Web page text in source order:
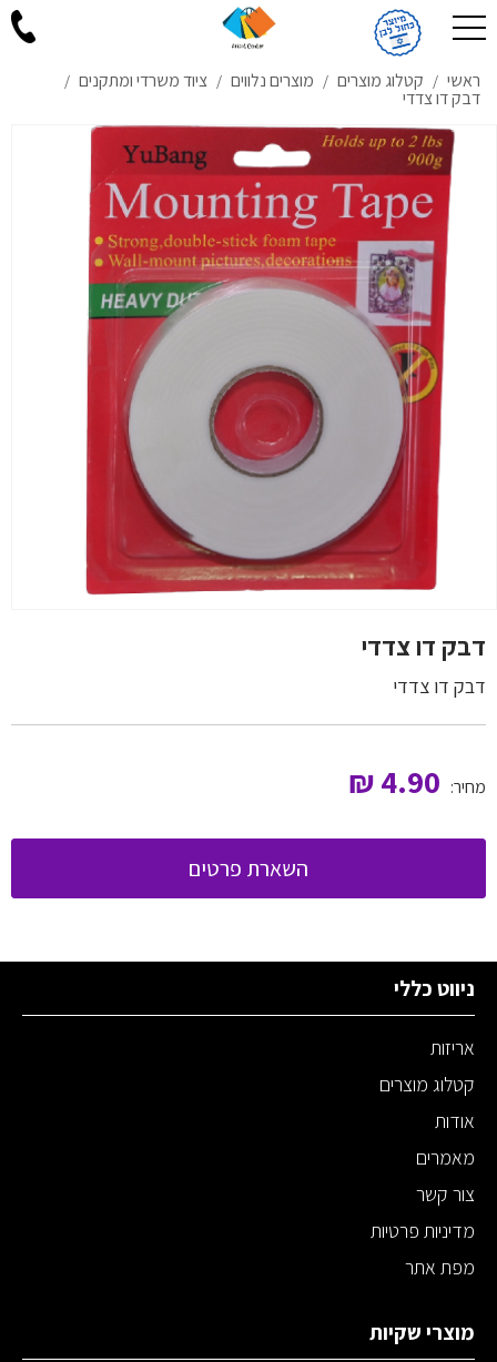
ראשי / קטלוג מוצרים / מוצרים נלווים / ציוד משרדי ומתקנים /
דבק דו צדדי
דבק דו צדדי
דבק דו צדדי
מחיר: 4.90
₪
השארת פרטים
ניווט כללי
אריזות
קטלוג מוצרים
אודות
מאמרים
צור קשר
מדיניות פרטיות
מפת אתר
מוצרי שקיות